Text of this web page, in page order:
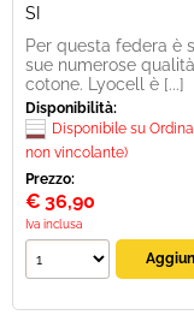
SI
Per questa federa è
sue numerose
cotone. Lyocell è [...]
Disponibilità:
Disponibile su
non vincolante)
Prezzo:
€ 36,90
Iva inclusa